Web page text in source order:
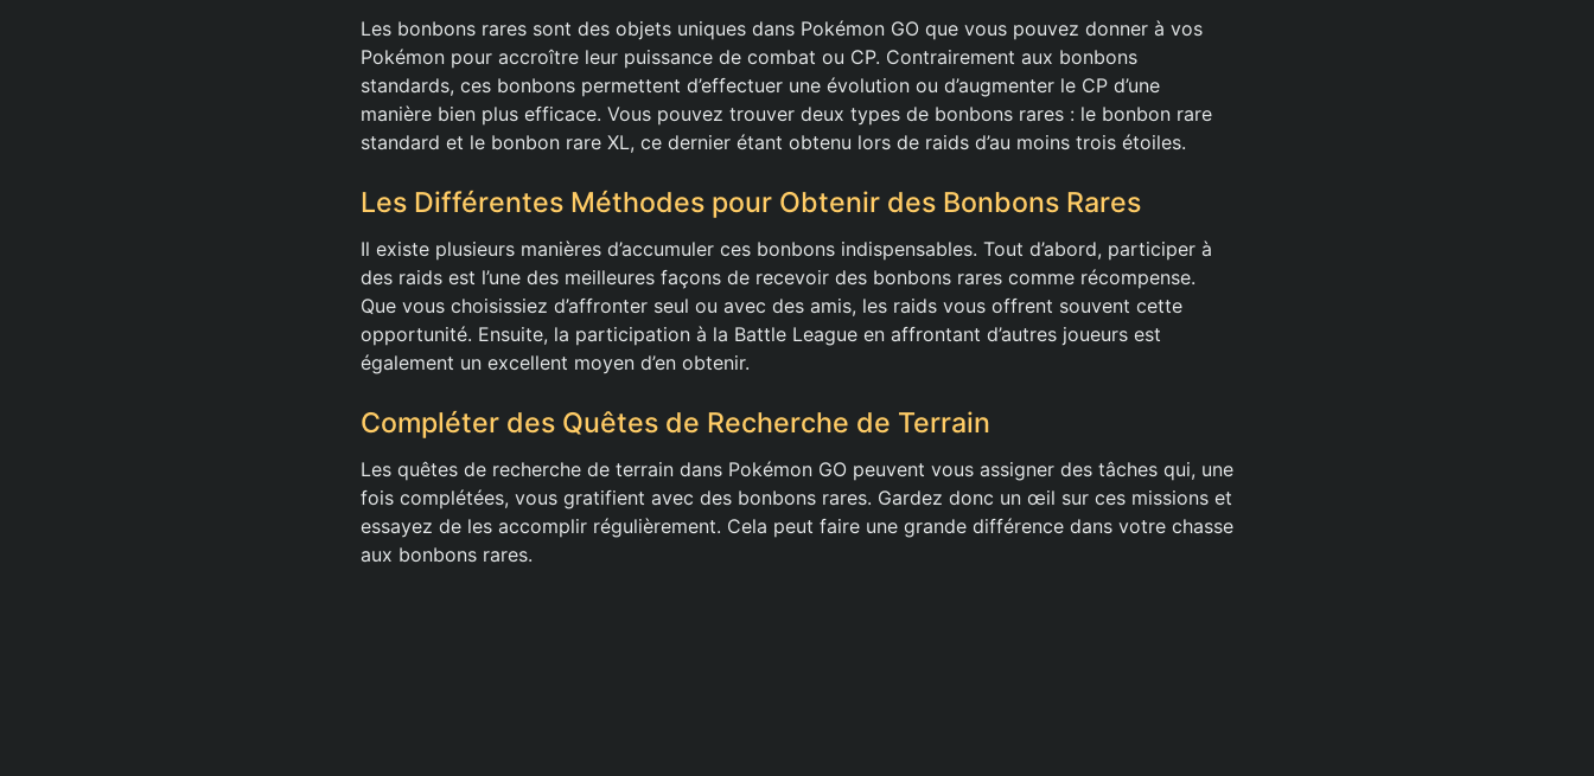
Les bonbons rares sont des objets uniques dans Pokémon GO que vous pouvez donner à vos
Pokémon pour accroître leur puissance de combat ou CP. Contrairement aux bonbons
standards, ces bonbons permettent d’effectuer une évolution ou d’augmenter le CP d’une
manière bien plus efficace. Vous pouvez trouver deux types de bonbons rares : le bonbon rare
standard et le bonbon rare XL, ce dernier étant obtenu lors de raids d’au moins trois étoiles.
Les Différentes Méthodes pour Obtenir des Bonbons Rares
Il existe plusieurs manières d’accumuler ces bonbons indispensables. Tout d’abord, participer à
des raids est l’une des meilleures façons de recevoir des bonbons rares comme récompense.
Que vous choisissiez d’affronter seul ou avec des amis, les raids vous offrent souvent cette
opportunité. Ensuite, la participation à la Battle League en affrontant d’autres joueurs est
également un excellent moyen d’en obtenir.
Compléter des Quêtes de Recherche de Terrain
Les quêtes de recherche de terrain dans Pokémon GO peuvent vous assigner des tâches qui, une
fois complétées, vous gratifient avec des bonbons rares. Gardez donc un œil sur ces missions et
essayez de les accomplir régulièrement. Cela peut faire une grande différence dans votre chasse
aux bonbons rares.